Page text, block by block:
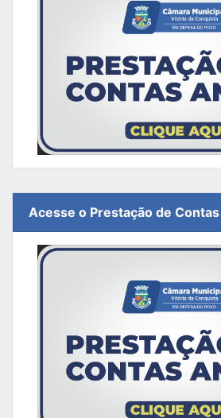
Acesse o Prestação de Contas